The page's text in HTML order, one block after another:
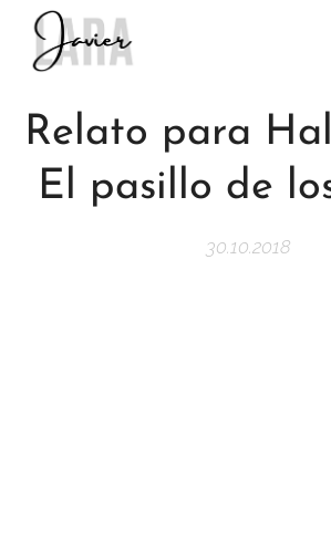
Relato para
El pasillo de
30.10.2018